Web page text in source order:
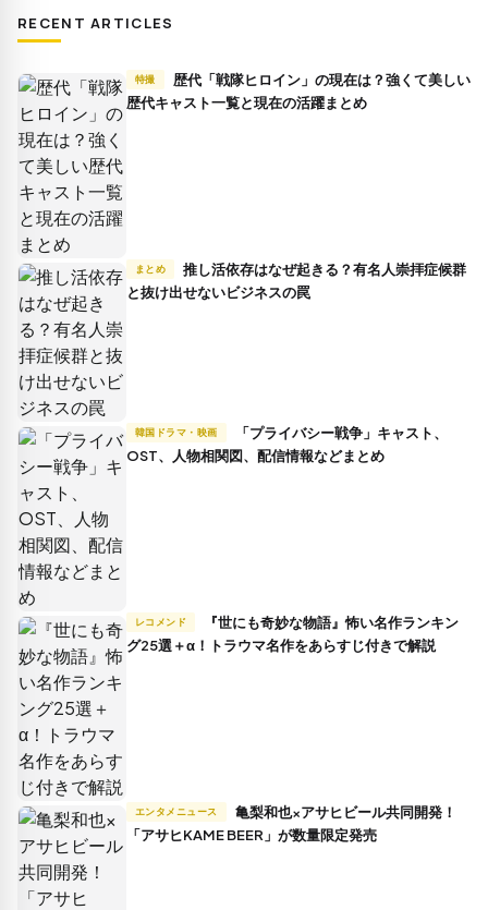
RECENT ARTICLES
特撮
歴代キャスト一覧と現在の活躍まとめ
まとめ
推し活依存はなぜ起きる？有名人崇拝症候群
と抜け出せないビジネスの罠
韓国ドラマ・映画
OST、人物相関図、配信情報などまとめ
レコメンド
グ25選＋α！トラウマ名作をあらすじ付きで解説
エンタメニュース
「アサヒKAME BEER」が数量限定発売